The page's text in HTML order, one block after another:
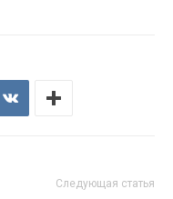
Следующая статья